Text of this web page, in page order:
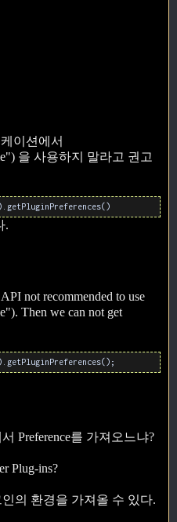
이션에서
을 사용하지 말라고 권고
.
not recommended to use
Then we can not get
Preference를 가져오느냐?
Plug-ins?
의 환경을 가져올 수 있다.